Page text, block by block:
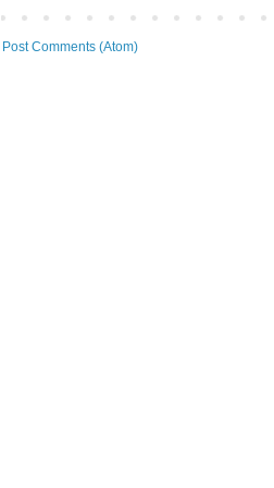
Post Comments (Atom)